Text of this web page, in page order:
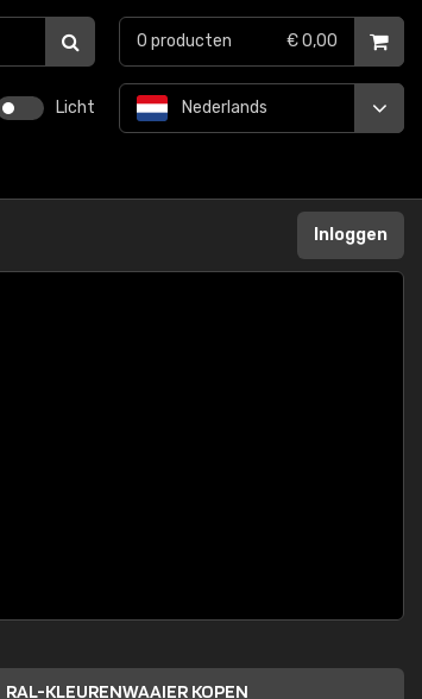
Licht Nederlands
0 producten € 0,00
Inloggen
RAL-KLEURENWAAIER KOPEN